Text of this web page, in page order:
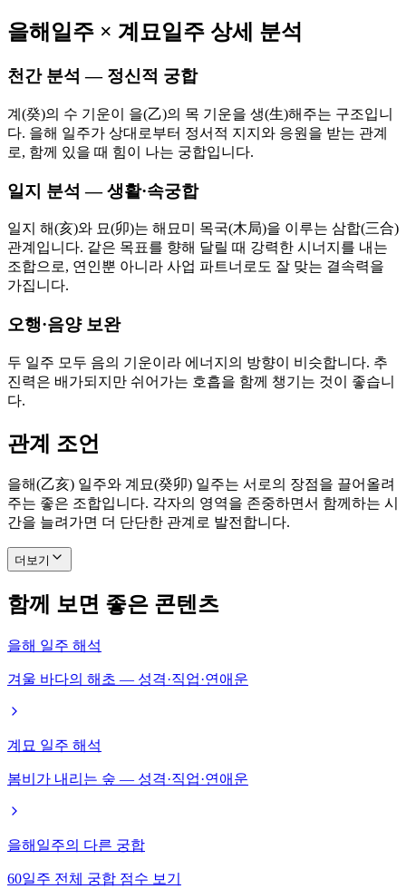
을해 일주 × 계묘일주 상세 분석
천간 분석 — 정신적 궁합
계(癸)의 수 기운이 을(乙)의 목 기운을 생(生)해주는 구조입니
다. 을해 일주가 상대로부터 정서적 지지와 응원을 받는 관계
로, 함께 있을 때 힘이 나는 궁합입니다.
일지 분석 — 생활·속궁합
일지 해(亥)와 묘(卯)는 해묘미 목국(木局)을 이루는 삼합(三合)
관계입니다. 같은 목표를 향해 달릴 때 강력한 시너지를 내는
조합으로, 연인뿐 아니라 사업 파트너로도 잘 맞는 결속력을
가집니다.
오행·음양 보완
두 일주 모두 음의 기운이라 에너지의 방향이 비슷합니다. 추
진력은 배가되지만 쉬어가는 호흡을 함께 챙기는 것이 좋습니
다.
관계 조언
을해(乙亥) 일주와 계묘(癸卯) 일주는 서로의 장점을 끌어올려
주는 좋은 조합입니다. 각자의 영역을 존중하면서 함께하는 시
간을 늘려가면 더 단단한 관계로 발전합니다.
더보기
함께 보면 좋은 콘텐츠
을해 일주 해석
겨울 바다의 해초 — 성격·직업·연애운
계묘 일주 해석
봄비가 내리는 숲 — 성격·직업·연애운
을해일주의 다른 궁합
60일주 전체 궁합 점수 보기